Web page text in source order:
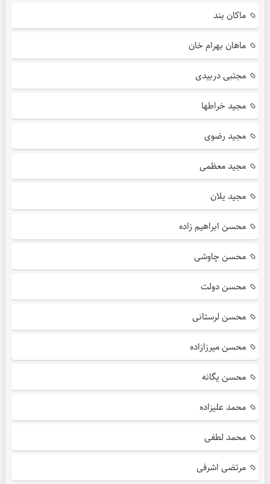
ماکان بند
ماهان بهرام خان
مجتبی دربیدی
مجید خراطها
مجید رضوی
مجید معظمی
مجید یلان
محسن ابراهیم زاده
محسن چاوشی
محسن دولت
محسن لرستانی
محسن میرزازاده
محسن یگانه
محمد علیزاده
محمد لطفی
مرتضی اشرفی